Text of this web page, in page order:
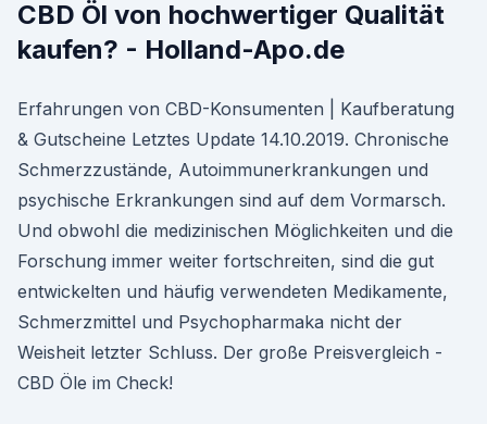
CBD Öl von hochwertiger Qualität
kaufen? - Holland-Apo.de
Erfahrungen von CBD-Konsumenten | Kaufberatung
& Gutscheine Letztes Update 14.10.2019. Chronische
Schmerzzustände, Autoimmunerkrankungen und
psychische Erkrankungen sind auf dem Vormarsch.
Und obwohl die medizinischen Möglichkeiten und die
Forschung immer weiter fortschreiten, sind die gut
entwickelten und häufig verwendeten Medikamente,
Schmerzmittel und Psychopharmaka nicht der
Weisheit letzter Schluss. Der große Preisvergleich -
CBD Öle im Check!